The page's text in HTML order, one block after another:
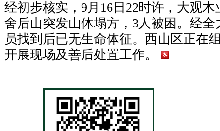
经初步核实，9月16日22时许，大观
舍后山突发山体塌方，3人被困。经全
员找到后已无生命体征。西山区正在
开展现场及善后处置工作。